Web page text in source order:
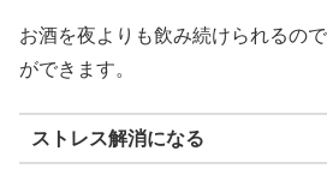
お酒を夜よりも飲み続けられるの
ができます。
ストレス解消になる